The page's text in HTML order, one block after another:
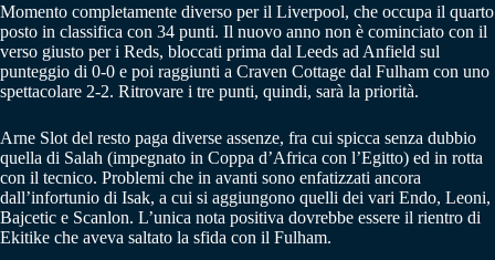
Momento completamente diverso per il Liverpool, che occupa il quarto
posto in classifica con 34 punti. Il nuovo anno non è cominciato con il
verso giusto per i Reds, bloccati prima dal Leeds ad Anfield sul
punteggio di 0-0 e poi raggiunti a Craven Cottage dal Fulham con uno
spettacolare 2-2. Ritrovare i tre punti, quindi, sarà la priorità.
Arne Slot del resto paga diverse assenze, fra cui spicca senza dubbio
quella di Salah (impegnato in Coppa d’Africa con l’Egitto) ed in rotta
con il tecnico. Problemi che in avanti sono enfatizzati ancora
dall’infortunio di Isak, a cui si aggiungono quelli dei vari Endo, Leoni,
Bajcetic e Scanlon. L’unica nota positiva dovrebbe essere il rientro di
Ekitike che aveva saltato la sfida con il Fulham.